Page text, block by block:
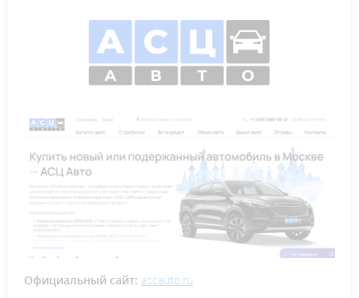
Официальный сайт: ascauto.ru